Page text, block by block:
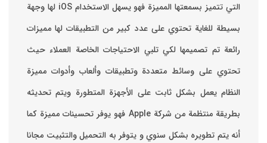
التي تتميز بسمعتها المميزة فهو يسهل الاستخدام ‏iOS لها وجهة
بسيطة للغاية تحتوي على عدد كبير من التطبيقات لها مميزات
رائعة تم تصميمها لكي تلبي الاحتياجات الخاصة العملاء حيث
تحتوي على وسائط متعددة وتطبيقات وألعاب وأدوات مميزة
‏النظام يعمل بشكل ثابت على الأجهزة المتطورة ويتم تحديثه
بطريقة منتظمة من شركة Apple فهو يوفر تحسينات مميزة كما
أنه يتم تطويره بشكل سنوي و يتوفر به التحميل والتثبيت مجانا